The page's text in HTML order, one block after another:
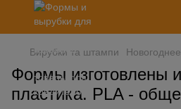
Вирубки та штампи Новогоднее
Формы изготовлены
пластика. PLA -